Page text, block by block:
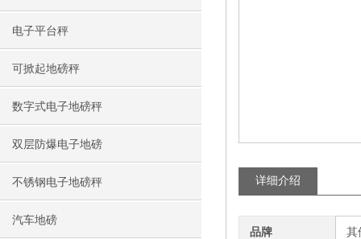
电子平台秤
可掀起地磅秤
数字式电子地磅秤
双层防爆电子地磅
不锈钢电子地磅秤
汽车地磅
详细介绍
品牌 其